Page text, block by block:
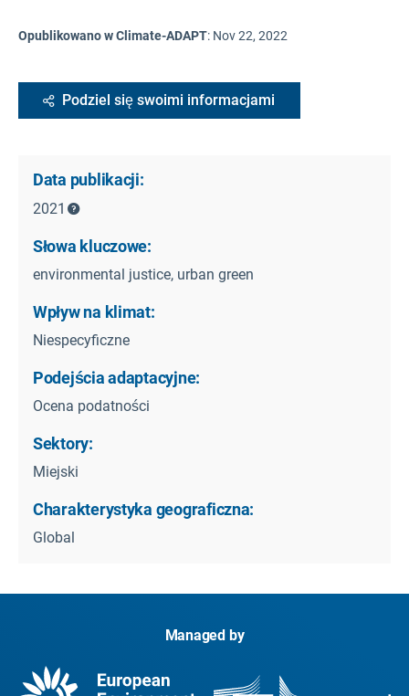
Opublikowano w Climate-ADAPT: Nov 22, 2022
Podziel się swoimi informacjami
Data publikacji:
2021
Słowa kluczowe:
environmental justice, urban green
Wpływ na klimat:
Niespecyficzne
Podejścia adaptacyjne:
Ocena podatności
Sektory:
Miejski
Charakterystyka geograficzna:
Global
Managed by